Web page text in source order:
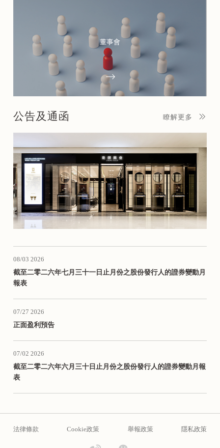
董事會
公告及通函 瞭解更多
08/03 2026
截至二零二六年七月三十一日止月份之股份發行人的證券變動月
報表
07/27 2026
正面盈利預告
07/02 2026
截至二零二六年六月三十日止月份之股份發行人的證券變動月報
表
法律條款 Cookie政策 舉報政策 隱私政策